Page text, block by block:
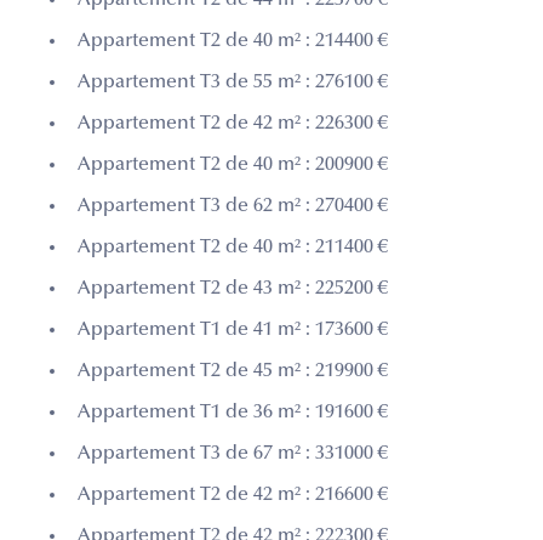
Appartement T2 de 40 m² : 214400 €
Appartement T3 de 55 m² : 276100 €
Appartement T2 de 42 m² : 226300 €
Appartement T2 de 40 m² : 200900 €
Appartement T3 de 62 m² : 270400 €
Appartement T2 de 40 m² : 211400 €
Appartement T2 de 43 m² : 225200 €
Appartement T1 de 41 m² : 173600 €
Appartement T2 de 45 m² : 219900 €
Appartement T1 de 36 m² : 191600 €
Appartement T3 de 67 m² : 331000 €
Appartement T2 de 42 m² : 216600 €